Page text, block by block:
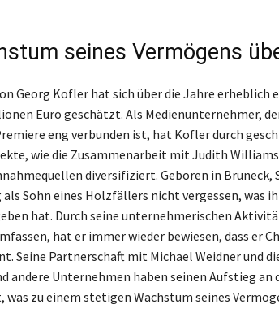
seines Vermögens
Georg Kofler hat sich über die Jahre
Euro geschätzt. Als Medienunternehmer,
eng verbunden ist, hat Kofler durch
wie die Zusammenarbeit mit Judith
diversifiziert. Geboren in
Sohn eines Holzfällers nicht vergessen, was
hat. Durch seine unternehmerischen
hat er immer wieder bewiesen, dass er
Seine Partnerschaft mit Michael Weidner und
andere Unternehmen haben seinen Aufstieg an
zu einem stetigen Wachstum seines